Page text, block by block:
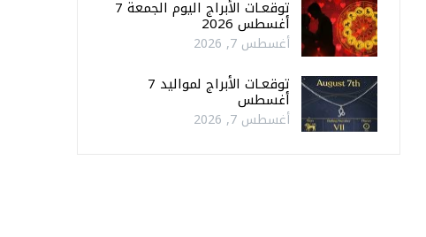
توقعـات الأبراج اليوم الجمعة 7
أغسطس 2026
أغسطس 7, 2026
توقعـات الأبراج لمواليد 7
أغسطس
أغسطس 7, 2026